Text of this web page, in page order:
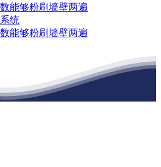
能够粉刷墙壁两遍
统
能够粉刷墙壁两遍